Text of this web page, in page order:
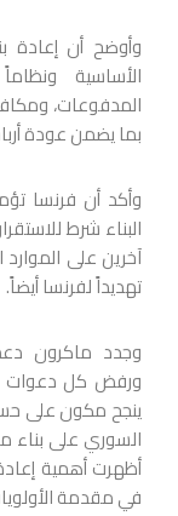
وأوضح أن إعادة
الأساسية
المدفوعات،
بما يضمن عودة
وأكد أن فرنسا
البناء شرط
آخرين على
تهديداً لفرنسا أيضاً.
وجدد ماكرون
ورفض كل دعوات
ينجح مكون على
السوري على بناء
أظهرت أهمية
في مقدمة